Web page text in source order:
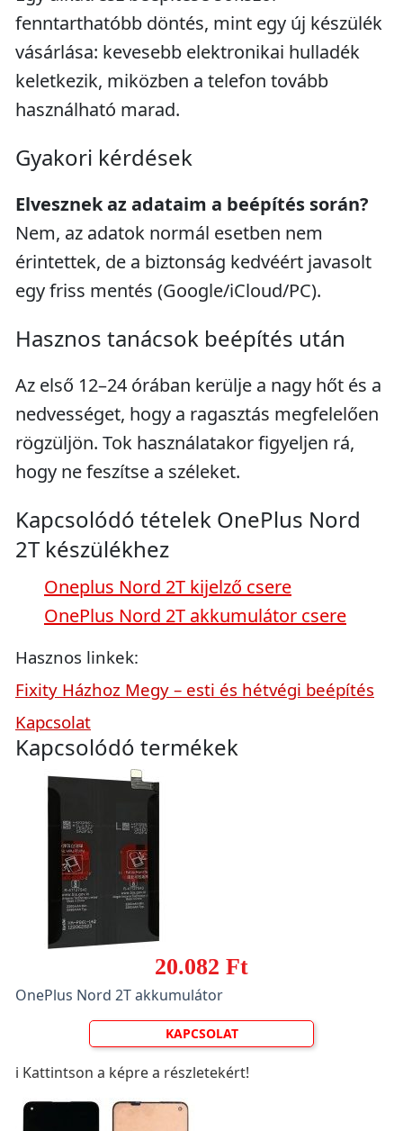
fenntarthatóbb döntés, mint egy új készülék
vásárlása: kevesebb elektronikai hulladék
keletkezik, miközben a telefon tovább
használható marad.
Gyakori kérdések
Elvesznek az adataim a beépítés során?
Nem, az adatok normál esetben nem
érintettek, de a biztonság kedvéért javasolt
egy friss mentés (Google/iCloud/PC).
Hasznos tanácsok beépítés után
Az első 12–24 órában kerülje a nagy hőt és a
nedvességet, hogy a ragasztás megfelelően
rögzüljön. Tok használatakor figyeljen rá,
hogy ne feszítse a széleket.
Kapcsolódó tételek OnePlus Nord
2T készülékhez
Oneplus Nord 2T kijelző csere
OnePlus Nord 2T akkumulátor csere
Hasznos linkek:
Fixity Házhoz Megy – esti és hétvégi beépítés
Kapcsolat
Kapcsolódó termékek
20.082 Ft
OnePlus Nord 2T akkumulátor
KAPCSOLAT
ℹ️ Kattintson a képre a részletekért!